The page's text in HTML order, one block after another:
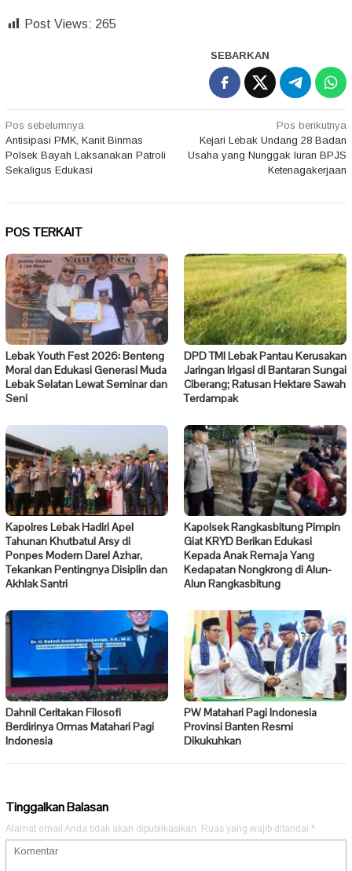
Post Views: 265
SEBARKAN
Navigasi
pos
Pos sebelumnya
Antisipasi PMK, Kanit Binmas
Polsek Bayah Laksanakan Patroli
Sekaligus Edukasi
Pos berikutnya
Kejari Lebak Undang 28 Badan
Usaha yang Nunggak Iuran BPJS
Ketenagakerjaan
POS TERKAIT
Lebak Youth Fest 2026: Benteng
Moral dan Edukasi Generasi Muda
Lebak Selatan Lewat Seminar dan
Seni
DPD TMI Lebak Pantau Kerusakan
Jaringan Irigasi di Bantaran Sungai
Ciberang; Ratusan Hektare Sawah
Terdampak
Kapolres Lebak Hadiri Apel
Tahunan Khutbatul Arsy di
Ponpes Modern Darel Azhar,
Tekankan Pentingnya Disiplin dan
Akhlak Santri
Kapolsek Rangkasbitung Pimpin
Giat KRYD Berikan Edukasi
Kepada Anak Remaja Yang
Kedapatan Nongkrong di Alun-
Alun Rangkasbitung
Dahnil Ceritakan Filosofi
Berdirinya Ormas Matahari Pagi
Indonesia
PW Matahari Pagi Indonesia
Provinsi Banten Resmi
Dikukuhkan
Tinggalkan Balasan
Alamat email Anda tidak akan dipublikasikan. Ruas yang wajib ditandai *